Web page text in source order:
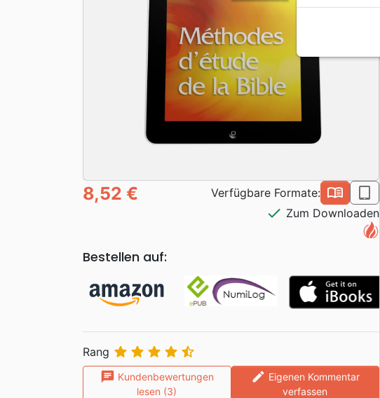
8,52 € Verfügbare Formate: book_open
epub
check Zum Downloaden
Bestellen auf:
Rang     
chat Kundenbewertungen
lesen (3)
edit Eigenen Kommentar
verfassen